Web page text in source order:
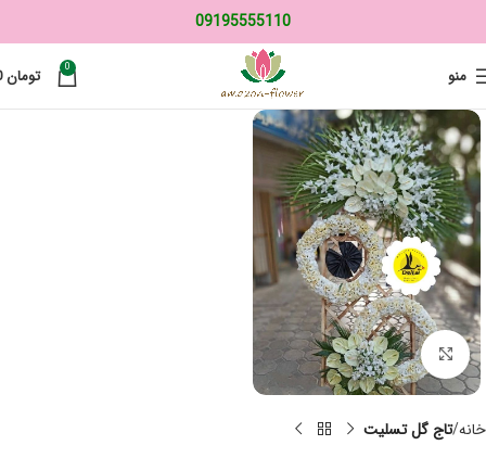
09195555110
منو 0 تومان0
برای بزرگنمایی کلیک کنید
خانه تاج گل تسلیت